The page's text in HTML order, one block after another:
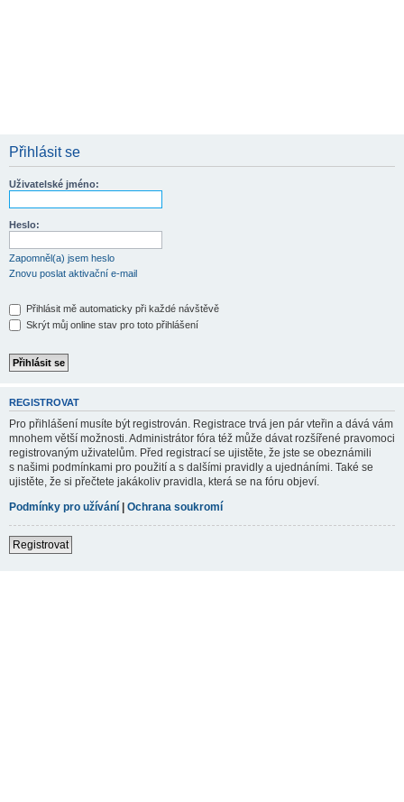
Přihlásit se
Uživatelské jméno:
Heslo:
Zapomněl(a) jsem heslo
Znovu poslat aktivační e-mail
Přihlásit mě automaticky při každé návštěvě
Skrýt můj online stav pro toto přihlášení
REGISTROVAT
Pro přihlášení musíte být registrován. Registrace trvá jen pár vteřin a dává vám
mnohem větší možnosti. Administrátor fóra též může dávat rozšířené pravomoci
registrovaným uživatelům. Před registrací se ujistěte, že jste se obeznámili
s našimi podmínkami pro použití a s dalšími pravidly a ujednáními. Také se
ujistěte, že si přečtete jakákoliv pravidla, která se na fóru objeví.
Podmínky pro užívání | Ochrana soukromí
Registrovat